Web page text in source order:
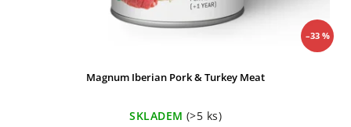
–33 %
Magnum Iberian Pork & Turkey Meat
SKLADEM (>5 ks)